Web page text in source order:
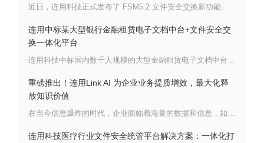
连用中标某大型银行金融租赁电子文档中台+文件安全交
换一体化平台
重磅推出！连用Link AI 为企业业务提质增效，最大化释
放知识价值
连用科技医疗行业文件安全统管平台解决方案：一体化打